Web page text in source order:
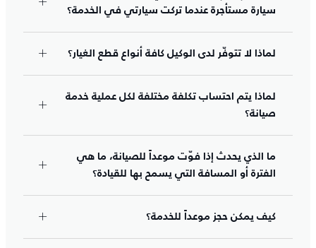
سيارة مستأجرة عندما تركت سيارتي في الخدمة؟
لماذا لا تتوفّر لدى الوكيل كافة أنواع قطع الغيار؟
لماذا يتم احتساب تكلفة مختلفة لكل عملية خدمة
صيانة؟
ما الذي يحدث إذا فوّت موعداً للصيانة، ما هي
الفترة أو المسافة التي يسمح بها للقيادة؟
كيف يمكن حجز موعداً للخدمة؟